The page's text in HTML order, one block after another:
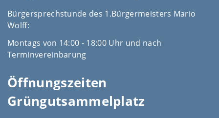
Bürgersprechstunde des 1.Bürgermeisters Mario
Wolff:
Montags von 14:00 - 18:00 Uhr und nach
Terminvereinbarung
Öffnungszeiten
Grüngutsammelplatz